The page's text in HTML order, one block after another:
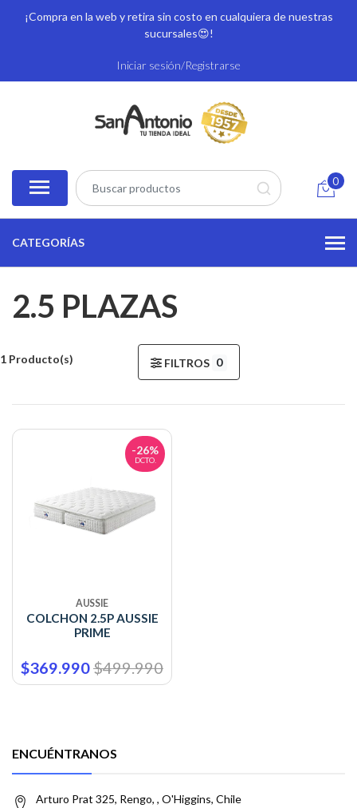
¡Compra en la web y retira sin costo en cualquiera de nuestras
sucursales😍!
Iniciar sesión/Registrarse
0
CATEGORÍAS
2.5 PLAZAS
1 Producto(s) FILTROS 0
-26%
DCTO.
AUSSIE
COLCHON 2.5P AUSSIE
PRIME
$369.990$499.990
ENCUÉNTRANOS
Arturo Prat 325, Rengo, , O'Higgins, Chile